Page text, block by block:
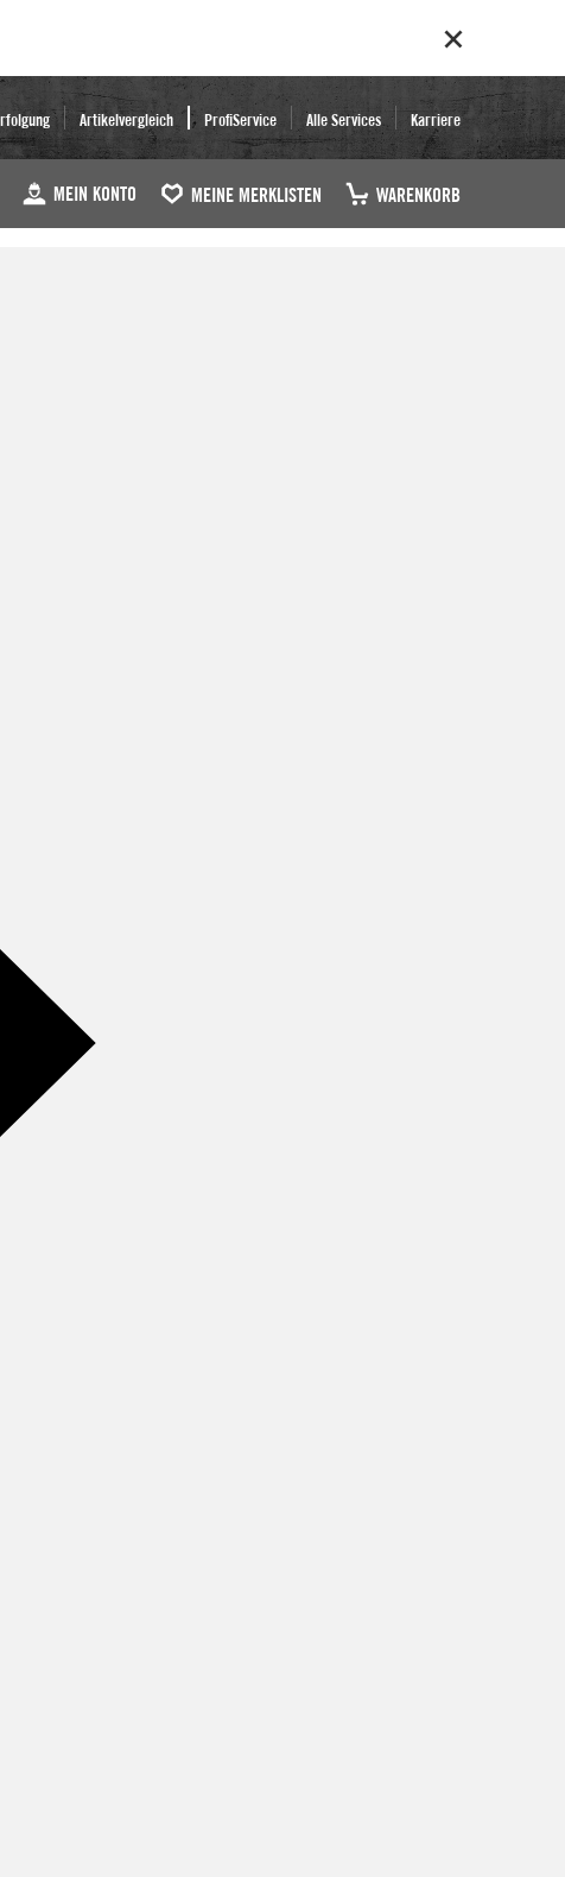
Artikelvergleich ProfiService Alle Services Karriere
MEIN KONTO MEINE MERKLISTEN WARENKORB